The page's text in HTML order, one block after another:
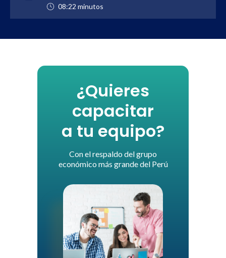
08:22 minutos
¿Quieres
capacitar
a tu equipo?
Con el respaldo del grupo
económico más grande del Perú